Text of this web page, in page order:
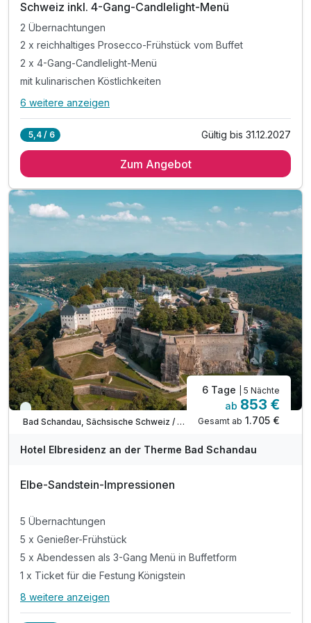
Schweiz inkl. 4-Gang-Candlelight-Menü
2 Übernachtungen
2 x reichhaltiges Prosecco-Frühstück vom Buffet
2 x 4-Gang-Candlelight-Menü
mit kulinarischen Köstlichkeiten
Alle Inklusivleistungen
2 x reichhaltiges Prosecco-Frühstück vom Buffet
mit kulinarischen Köstlichkeiten
1 x Haus-Cocktail zum Abschied am letzten Abend
inkl. Entspannung in unserer Sauna,
unserem Whirlpool & im römischen Dampfbad
inkl. Parkplatz
inkl. WLAN
6 weitere anzeigen
5,4 / 6 Gültig bis 31.12.2027
Zum Angebot
Viele Termine frei
Bad Schandau, Sächsische Schweiz / Elbsandsteingebirge
6 Tage | 5 Nächte
ab 853 €
Gesamt ab 1.705 €
Hotel Elbresidenz an der Therme Bad Schandau
Elbe-Sandstein-Impressionen
5 Übernachtungen
5 x Genießer-Frühstück
5 x Abendessen als 3-Gang Menü in Buffetform
1 x Ticket für die Festung Königstein
Alle Inklusivleistungen
8 weitere anzeigen